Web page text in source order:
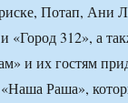
Потап, Ани
312», а
и их гостям
Раша»,